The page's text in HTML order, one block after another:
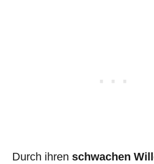
Durch ihren schwachen